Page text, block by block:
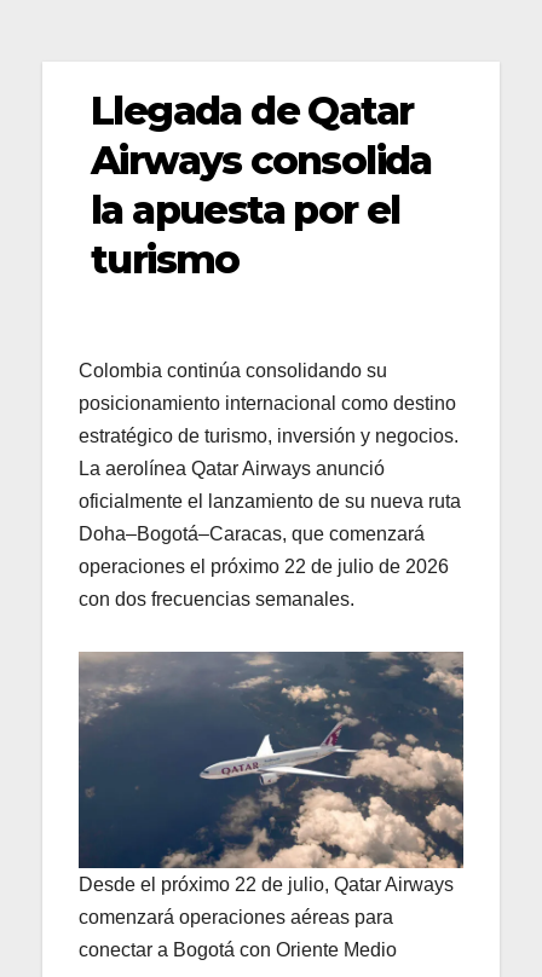
Llegada de Qatar
Airways consolida
la apuesta por el
turismo
Colombia continúa consolidando su
posicionamiento internacional como destino
estratégico de turismo, inversión y negocios.
La aerolínea Qatar Airways anunció
oficialmente el lanzamiento de su nueva ruta
Doha–Bogotá–Caracas, que comenzará
operaciones el próximo 22 de julio de 2026
con dos frecuencias semanales.
Desde el próximo 22 de julio, Qatar Airways
comenzará operaciones aéreas para
conectar a Bogotá con Oriente Medio